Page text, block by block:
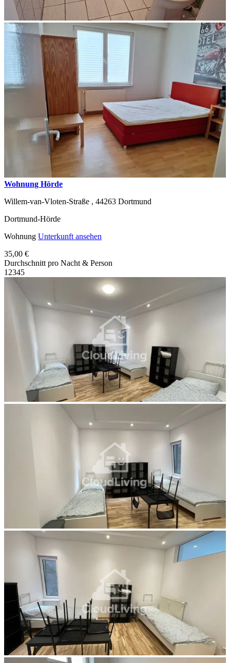
Wohnung Hörde
Willem-van-Vloten-Straße , 44263 Dortmund
Dortmund-Hörde
Wohnung Unterkunft ansehen
35,00 €
Durchschnitt pro Nacht & Person
1 2345